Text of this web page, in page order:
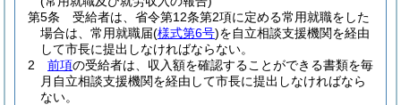
第5条
受給者は、省令第12条第2項に定める常用就職をした
場合は、常用就職届(様式第6号)を自立相談支援機関を経由
して市長に提出しなければならない。
2
前項の受給者は、収入額を確認することができる書類を毎
月自立相談支援機関を経由して市長に提出しなければなら
ない。